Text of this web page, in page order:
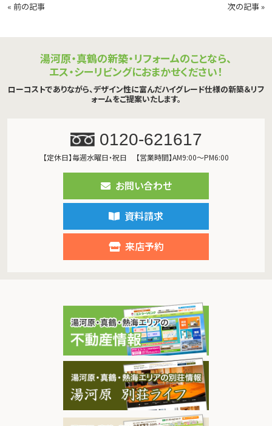
« 前の記事 次の記事»
湯河原・真鶴の新築・リフォームのことなら、
エス・シーリビングにおまかせください！
ローコストでありながら、デザイン性に富んだハイグレード仕様の新築＆リフ
ォームをご提案いたします。
0120-621617
【定休日】毎週水曜日・祝日 【営業時間】AM9:00～PM6:00
お問い合わせ
資料請求
来店予約